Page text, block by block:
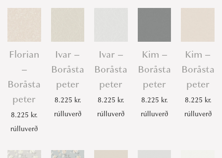
Florian
–
Boråsta
peter
8.225 kr.
rúlluverð
Ivar –
Boråsta
peter
8.225 kr.
rúlluverð
Ivar –
Boråsta
peter
8.225 kr.
rúlluverð
Kim –
Boråsta
peter
8.225 kr.
rúlluverð
Kim –
Boråsta
peter
8.225 kr.
rúlluverð